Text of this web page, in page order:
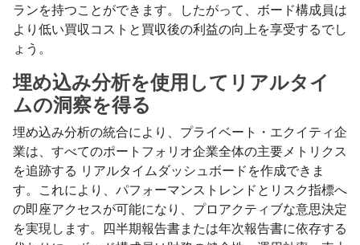
ランを持つことができます。したがって、ボード構成員は
より低い買収コストと買収後の利益の向上を享受するでし
ょう。
埋め込み分析を使用してリアルタイ
ムの洞察を得る
埋め込み分析の統合により、プライベート・エクイティ企
業は、すべてのポートフォリオ企業全体の主要メトリクス
を追跡する リアルタイムダッシュボードを作成できま
す。これにより、パフォーマンストレンドとリスク指標へ
の即座アクセスが可能になり、プロアクティブな意思決定
を実現します。四半期報告書または年次報告書に依存する